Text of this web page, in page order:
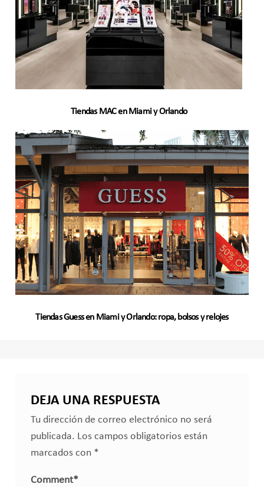
Tiendas MAC en Miami y Orlando
Tiendas Guess en Miami y Orlando: ropa, bolsos y relojes
DEJA UNA RESPUESTA
Tu dirección de correo electrónico no será
publicada. Los campos obligatorios están
marcados con *
Comment*